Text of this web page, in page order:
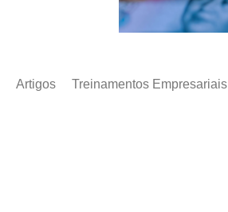
Artigos Treinamentos Empresariais